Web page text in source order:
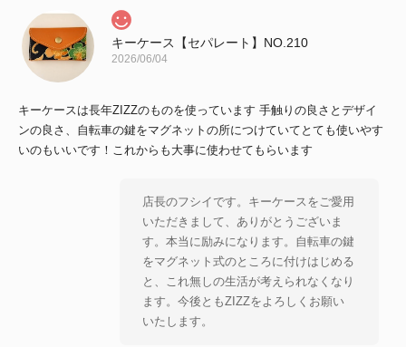
キーケース【セパレート】NO.210
2026/06/04
キーケースは長年ZIZZのものを使っています 手触りの良さとデザイ
ンの良さ、自転車の鍵をマグネットの所につけていてとても使いやす
いのもいいです！これからも大事に使わせてもらいます
店長のフシイです。キーケースをご愛用
いただきまして、ありがとうございま
す。本当に励みになります。自転車の鍵
をマグネット式のところに付けはじめる
と、これ無しの生活が考えられなくなり
ます。今後ともZIZZをよろしくお願い
いたします。